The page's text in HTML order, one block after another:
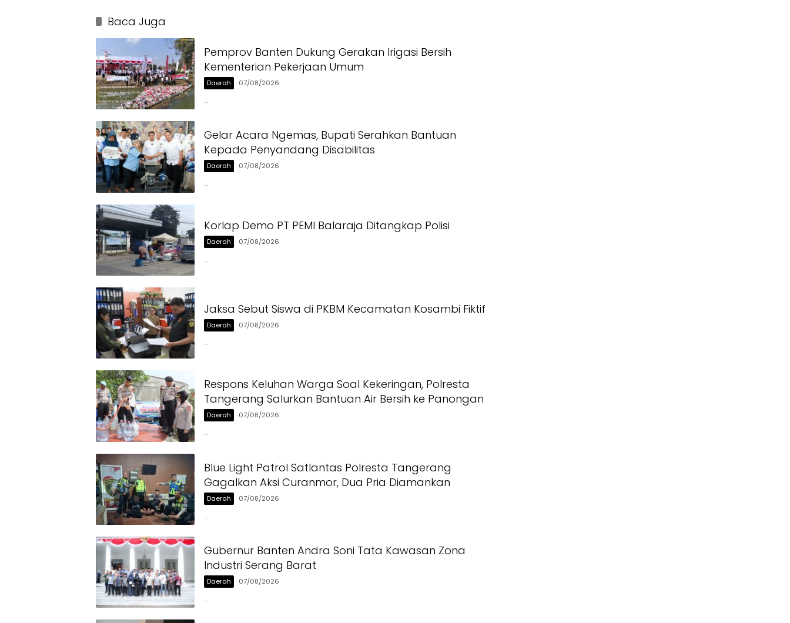
Baca Juga
Pemprov Banten Dukung Gerakan Irigasi Bersih
Kementerian Pekerjaan Umum
Daerah 07/08/2026
…
Gelar Acara Ngemas, Bupati Serahkan Bantuan
Kepada Penyandang Disabilitas
Daerah 07/08/2026
…
Korlap Demo PT PEMI Balaraja Ditangkap Polisi
Daerah 07/08/2026
…
Jaksa Sebut Siswa di PKBM Kecamatan Kosambi Fiktif
Daerah 07/08/2026
…
Respons Keluhan Warga Soal Kekeringan, Polresta
Tangerang Salurkan Bantuan Air Bersih ke Panongan
Daerah 07/08/2026
…
Blue Light Patrol Satlantas Polresta Tangerang
Gagalkan Aksi Curanmor, Dua Pria Diamankan
Daerah 07/08/2026
…
Gubernur Banten Andra Soni Tata Kawasan Zona
Industri Serang Barat
Daerah 07/08/2026
…